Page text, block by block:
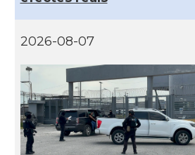
2026-08-07